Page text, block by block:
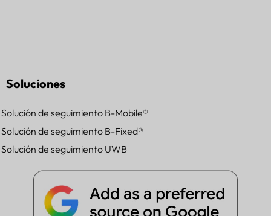
Soluciones
Solución de seguimiento B-Mobile®
Solución de seguimiento B-Fixed®
Solución de seguimiento UWB